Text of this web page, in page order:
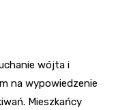
wójta i
na wypowiedzenie
Mieszkańcy